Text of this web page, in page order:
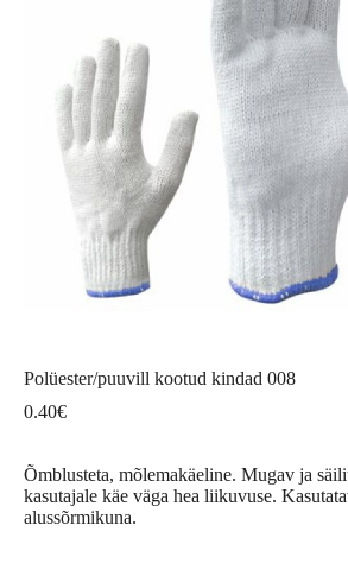
Polüester/puuvill kootud kindad 008
0.40€
Õmblusteta, mõlemakäeline. Mugav ja
kasutajale käe väga hea liikuvuse.
alussõrmikuna.